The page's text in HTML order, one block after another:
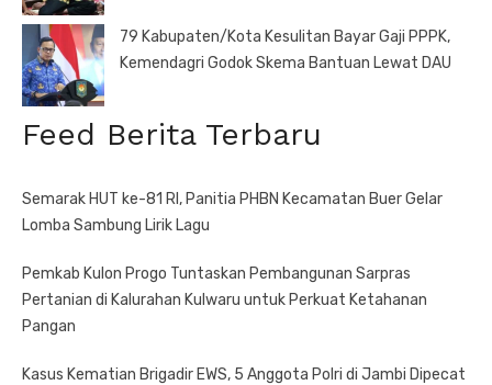
79 Kabupaten/Kota Kesulitan Bayar Gaji PPPK,
Kemendagri Godok Skema Bantuan Lewat DAU
Feed Berita Terbaru
Semarak HUT ke-81 RI, Panitia PHBN Kecamatan Buer Gelar
Lomba Sambung Lirik Lagu
Pemkab Kulon Progo Tuntaskan Pembangunan Sarpras
Pertanian di Kalurahan Kulwaru untuk Perkuat Ketahanan
Pangan
Kasus Kematian Brigadir EWS, 5 Anggota Polri di Jambi Dipecat